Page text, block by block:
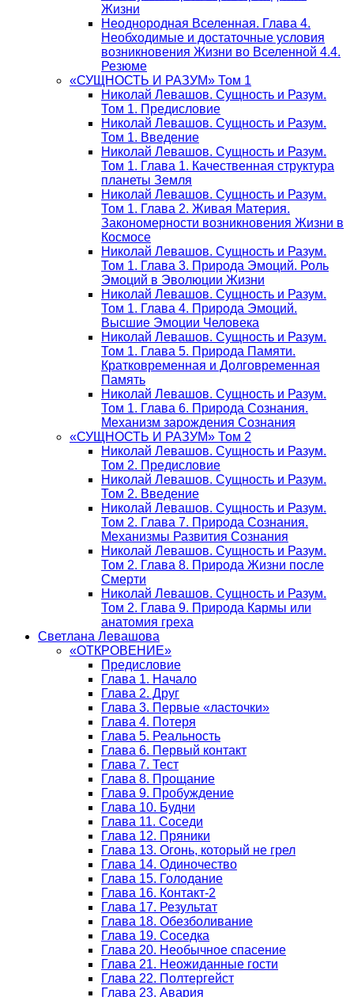
Жизни
Неоднородная Вселенная. Глава 4.
Необходимые и достаточные условия
возникновения Жизни во Вселенной 4.4.
Резюме
«СУЩНОСТЬ И РАЗУМ» Том 1
Николай Левашов. Сущность и Разум.
Том 1. Предисловие
Николай Левашов. Сущность и Разум.
Том 1. Введение
Николай Левашов. Сущность и Разум.
Том 1. Глава 1. Качественная структура
планеты Земля
Николай Левашов. Сущность и Разум.
Том 1. Глава 2. Живая Материя.
Закономерности возникновения Жизни в
Космосе
Николай Левашов. Сущность и Разум.
Том 1. Глава 3. Природа Эмоций. Роль
Эмоций в Эволюции Жизни
Николай Левашов. Сущность и Разум.
Том 1. Глава 4. Природа Эмоций.
Высшие Эмоции Человека
Николай Левашов. Сущность и Разум.
Том 1. Глава 5. Природа Памяти.
Кратковременная и Долговременная
Память
Николай Левашов. Сущность и Разум.
Том 1. Глава 6. Природа Сознания.
Механизм зарождения Сознания
«СУЩНОСТЬ И РАЗУМ» Том 2
Николай Левашов. Сущность и Разум.
Том 2. Предисловие
Николай Левашов. Сущность и Разум.
Том 2. Введение
Николай Левашов. Сущность и Разум.
Том 2. Глава 7. Природа Сознания.
Механизмы Развития Сознания
Николай Левашов. Сущность и Разум.
Том 2. Глава 8. Природа Жизни после
Смерти
Николай Левашов. Сущность и Разум.
Том 2. Глава 9. Природа Кармы или
анатомия греха
Светлана Левашова
«ОТКРОВЕНИЕ»
Предисловие
Глава 1. Начало
Глава 2. Друг
Глава 3. Первые «ласточки»
Глава 4. Потеря
Глава 5. Реальность
Глава 6. Первый контакт
Глава 7. Тест
Глава 8. Прощание
Глава 9. Пробуждение
Глава 10. Будни
Глава 11. Соседи
Глава 12. Пряники
Глава 13. Огонь, который не грел
Глава 14. Одиночество
Глава 15. Голодание
Глава 16. Контакт-2
Глава 17. Результат
Глава 18. Обезболивание
Глава 19. Соседка
Глава 20. Необычное спасение
Глава 21. Неожиданные гости
Глава 22. Полтергейст
Глава 23. Авария